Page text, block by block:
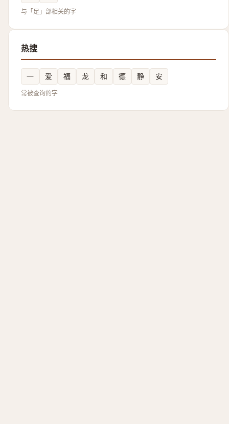
与「足」部相关的字
热搜
一 爱 福 龙 和 德 静 安
常被查询的字